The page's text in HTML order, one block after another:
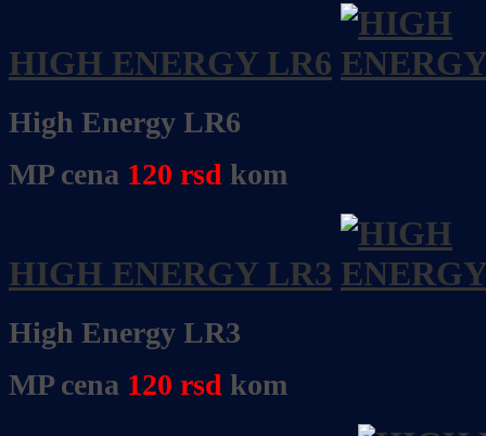
HIGH ENERGY LR6
High Energy LR6
MP cena 120 rsd kom
HIGH ENERGY LR3
High Energy LR3
MP cena 120 rsd kom